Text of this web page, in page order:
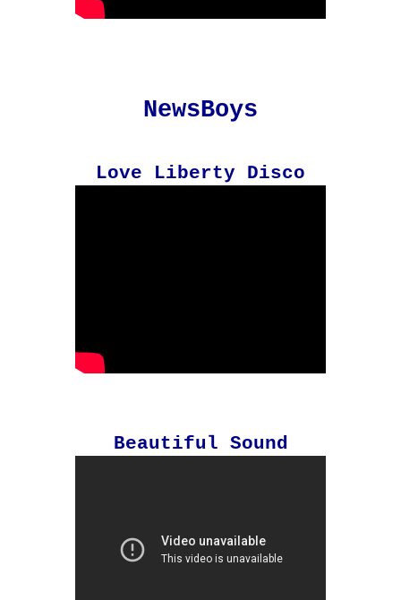
NewsBoys
Love Liberty Disco
Beautiful Sound